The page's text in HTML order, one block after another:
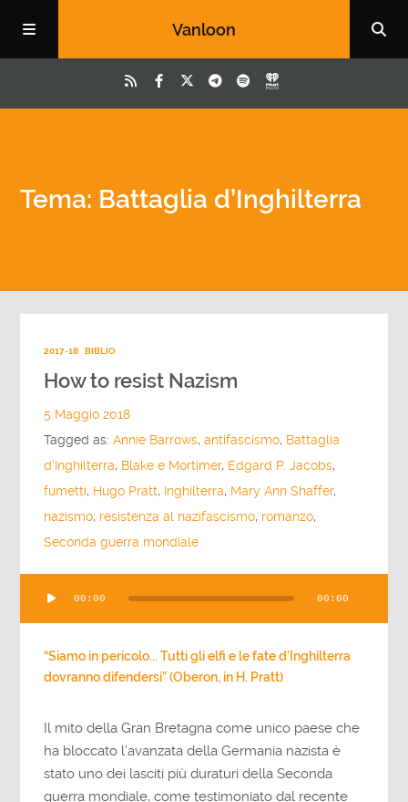
Vanloon
Tema: Battaglia d’Inghilterra
2017-18 BIBLIO
How to resist Nazism
5 Maggio 2018
Tagged as:Annie Barrows,antifascismo, Battaglia
d’Inghilterra, Blake e Mortimer, Edgard P. Jacobs,
fumetti, Hugo Pratt, Inghilterra, Mary Ann Shaffer,
nazismo, resistenza al nazifascismo, romanzo,
Seconda guerra mondiale
Player
00:00 00:00
“Siamo in pericolo... Tutti gli elfi e le fate d’Inghilterra
dovranno difendersi” (Oberon, in H. Pratt)
Il mito della Gran Bretagna come unico paese che
ha bloccato l’avanzata della Germania nazista è
stato uno dei lasciti più duraturi della Seconda
guerra mondiale, come testimoniato dal recente